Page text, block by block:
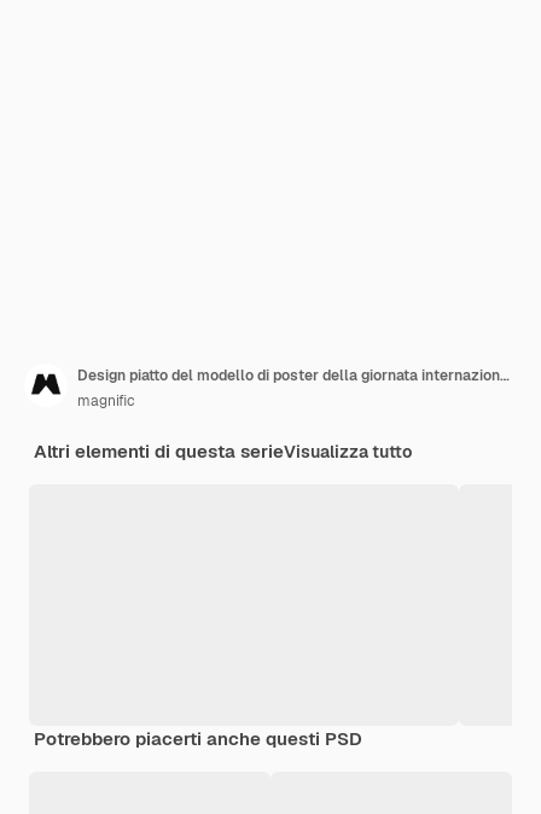
Design piatto del modello di poster della giornata internazionale degli infermieri
magnific
Altri elementi di questa serieVisualizza tutto
Potrebbero piacerti anche questi PSD